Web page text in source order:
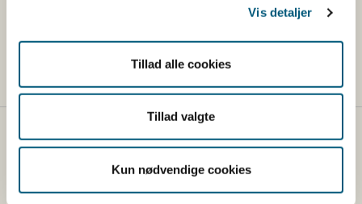
Vis detaljer
Tillad alle cookies
Tillad valgte
Kun nødvendige cookies
Lovgivning om dioxiner og PCB'er i foder
Fødevarestyrelsen
Fødevarestyrelsen er en styrelse under
Erhvervsministeriet. Styrelsen arbejder med hele